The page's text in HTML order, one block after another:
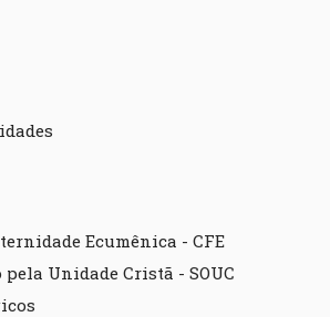
Ecumênica - CFE
pela Unidade Cristã - SOUC